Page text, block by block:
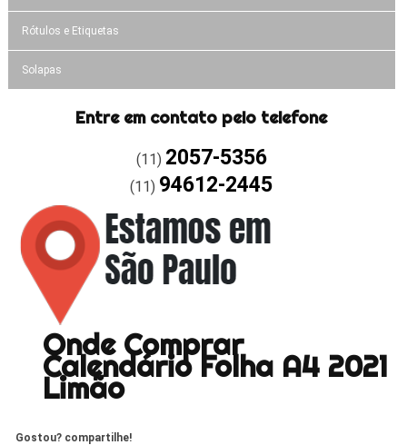
Rótulos e Etiquetas
Solapas
Entre em contato pelo telefone
(11) 2057-5356
(11) 94612-2445
Onde Comprar
Calendário Folha A4 2021
Limão
Gostou? compartilhe!